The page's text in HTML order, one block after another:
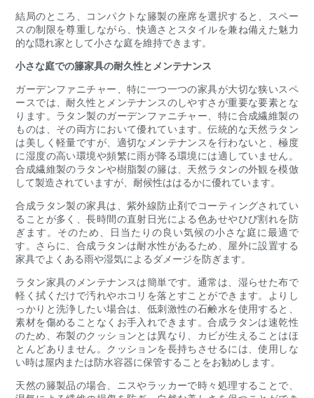
結局のところ、コンパクトな籐製の座席を選択すると、スペー
スの制限を尊重しながら、快適さとスタイルを兼ね備えた魅力
的な隠れ家として小さな庭を維持できます。
小さな庭での籐家具の耐久性とメンテナンス
ガーデンファニチャー、特に一つ一つの家具が大切な狭いスペ
ースでは、耐久性とメンテナンスのしやすさが重要な要素とな
ります。ラタン製のガーデンファニチャー、特に合成繊維製の
ものは、その両方において優れています。伝統的な天然ラタン
は美しく軽量ですが、適切なメンテナンスを行わないと、極度
に湿度の高い環境や頻繁に雨が降る環境には適していません。
合成繊維製のラタンや樹脂製の籐は、天然ラタンの外観を模倣
して製造されていますが、耐候性ははるかに優れています。
合成ラタン製の家具は、紫外線防止剤でコーティングされてい
ることが多く、長時間の直射日光による色あせやひび割れを防
ぎます。そのため、日当たりの良い気候の小さな庭に最適で
す。さらに、合成ラタンは耐水性があるため、屋外に設置する
家具でよくある雨や湿気によるダメージを防ぎます。
ラタン家具のメンテナンスは簡単です。通常は、湿らせた布で
軽く拭くだけで汚れやホコリを落とすことができます。よりし
っかりと洗浄したい場合は、低刺激性の石鹸水を使用すると、
素材を傷めることなくお手入れできます。合成ラタンは速乾性
のため、布製のクッションとは異なり、カビが生えることはほ
とんどありません。クッションを長持ちさせるには、使用しな
い時は屋内または防水容器に保管することをお勧めします。
天然の籐製品の場合、ニスやラッカーで時々処理することで、